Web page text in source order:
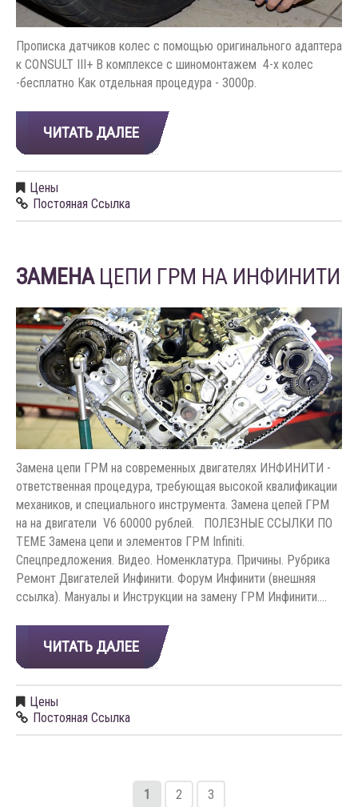
Прописка датчиков колес с помощью оригинального адаптера
к CONSULT III+ В комплексе с шиномонтажем 4-х колес
-бесплатно Как отдельная процедура - 3000р.
ЧИТАТЬ ДАЛЕЕ
Цены
Постояная Ссылка
ЗАМЕНАЦЕПИ ГРМ НА ИНФИНИТИ
Замена цепи ГРМ на современных двигателях ИНФИНИТИ -
ответственная процедура, требующая высокой квалификации
механиков, и специального инструмента. Замена цепей ГРМ
на на двигатели V6 60000 рублей. ПОЛЕЗНЫЕ ССЫЛКИ ПО
ТЕМЕ Замена цепи и элементов ГРМ Infiniti.
Спецпредложения. Видео. Номенклатура. Причины. Рубрика
Ремонт Двигателей Инфинити. Форум Инфинити (внешняя
ссылка). Мануалы и Инструкции на замену ГРМ Инфинити.…
ЧИТАТЬ ДАЛЕЕ
Цены
Постояная Ссылка
1 2 3